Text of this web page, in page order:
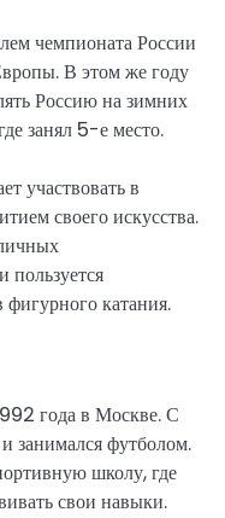
чемпионата России
В этом же году
Россию на зимних
занял 5-е место.
участвовать в
своего искусства.
пользуется
катания.
года в Москве. С
занимался футболом.
школу, где
свои навыки.